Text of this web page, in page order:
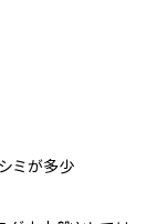
ミが多少